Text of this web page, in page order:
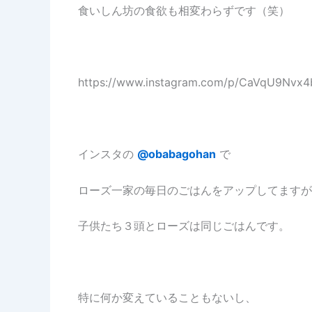
食いしん坊の食欲も相変わらずです（笑）
https://www.instagram.com/p/
インスタの @obabagohan で
ローズ一家の毎日のごはんをアップしてます
子供たち３頭とローズは同じごはんです。
特に何か変えていることもないし、